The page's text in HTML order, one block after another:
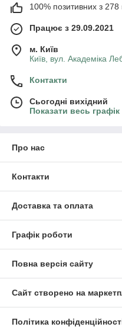
100% позитивних з 278
Працює з 29.09.2021
м. Київ
Київ, вул. Академіка
Контакти
Сьогодні вихідний
Показати весь
Про нас
Контакти
Доставка та оплата
Графік роботи
Повна версія сайту
Сайт створено на
Політика